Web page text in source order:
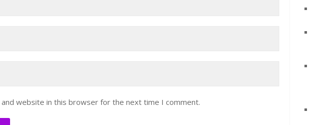
and website in this browser for the next time I comment.